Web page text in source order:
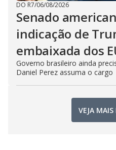
DO R7/06/08/2026
Senado
indicação de
embaixada dos
Governo brasileiro ainda
Daniel Perez assuma o cargo
VEJA